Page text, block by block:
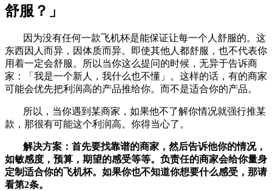
舒服？」
因为没有任何一款飞机杯是能保证让每一个人舒服的。这
东西因人而异，因体质而异。即使其他人都舒服，也不代表你
用着一定会舒服。所以当你这么提问的时候，无异于告诉商
家：「我是一个新人，我什么也不懂」。这样的话，有的商家
可能会优先把利润高的产品推给你。而不是适合你的产品。
所以，当你遇到某商家，如果他不了解你情况就强行推某
款，那很有可能这个利润高。你得当心了。
解决方案：首先要找靠谱的商家，然后告诉他你的情况，
如敏感度，预算，期望的感受等等。负责任的商家会给你量身
定制适合你的飞机杯。如果你也不知道你想要什么感受，那请
看第2条。